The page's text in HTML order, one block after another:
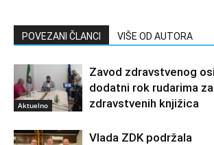
POVEZANI ČLANCI VIŠE OD AUTORA
Aktuelno
Zavod zdravstvenog
dodatni rok rudarima
zdravstvenih knjižica
Vlada ZDK podržala